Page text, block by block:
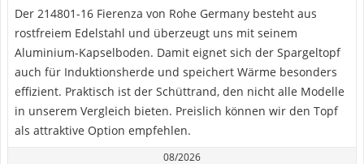
Der 214801-16 Fierenza von Rohe Germany besteht aus
rostfreiem Edelstahl und überzeugt uns mit seinem
Aluminium-Kapselboden. Damit eignet sich der Spargeltopf
auch für Induktionsherde und speichert Wärme besonders
effizient. Praktisch ist der Schüttrand, den nicht alle Modelle
in unserem Vergleich bieten. Preislich können wir den Topf
als attraktive Option empfehlen.
08/2026